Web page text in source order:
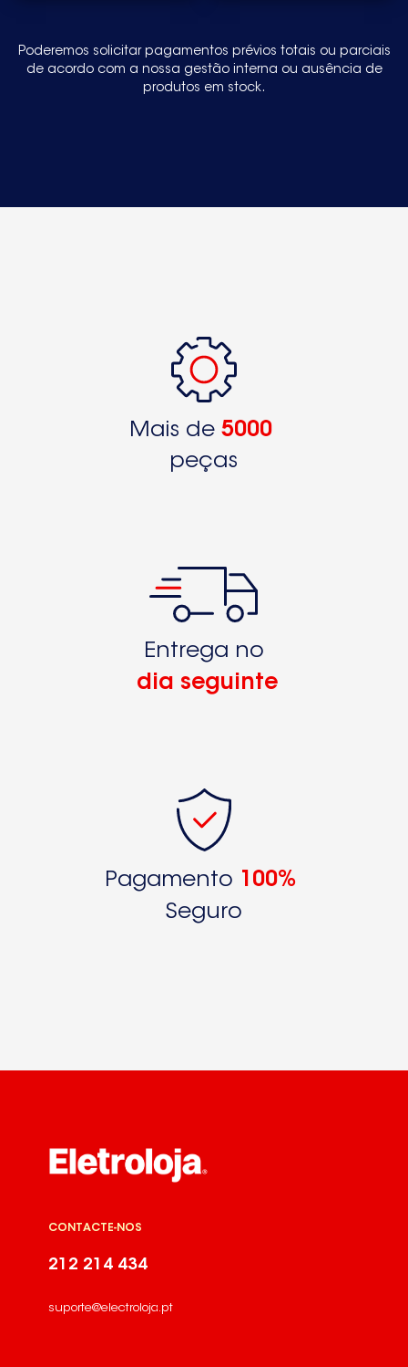
Poderemos solicitar pagamentos prévios totais ou parciais
de acordo com a nossa gestão interna ou ausência de
produtos em stock.
Mais de 5000
peças
Entrega no
dia seguinte
Pagamento 100%
Seguro
CONTACTE-NOS
212 214 434
suporte@electroloja.pt